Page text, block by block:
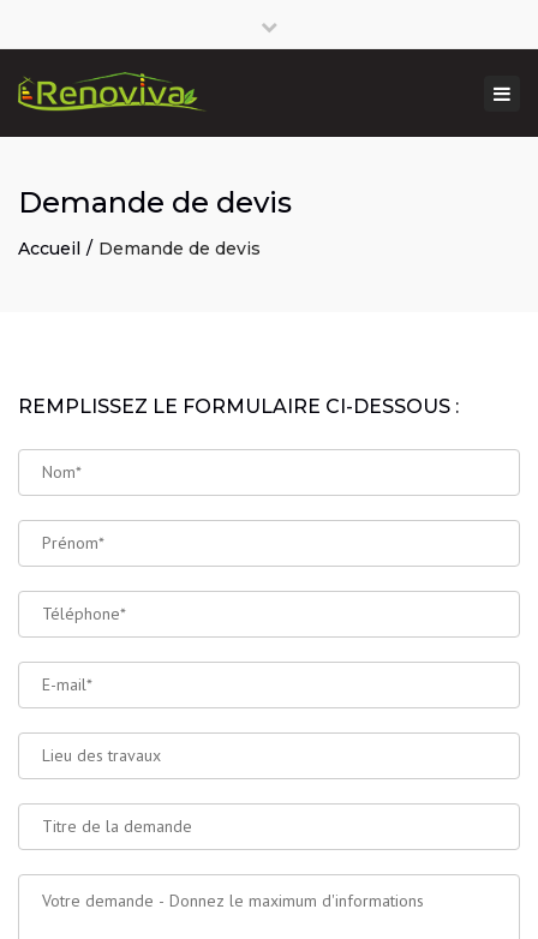
Lundi-Vendredi : 8:00 – 17:00
contact@renoviva.fr
Close
Demande de devis
Accueil Demande de devis
REMPLISSEZ LE FORMULAIRE CI-DESSOUS :